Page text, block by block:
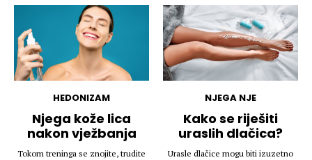
HEDONIZAM
Njega kože lica
nakon vježbanja
Tokom treninga se znojite, trudite
NJEGA NJE
Kako se riješiti
uraslih dlačica?
Urasle dlačice mogu biti izuzetno